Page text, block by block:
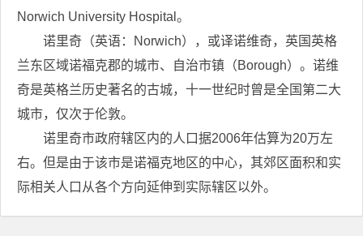
Norwich University Hospital。
诺里奇（英语：Norwich），或译诺维奇，英国英格
兰东区域诺福克郡的城市、自治市镇（Borough）。诺维
奇是英格兰历史著名的古城，十一世纪时曾是全国第二大
城市，仅次于伦敦。
诺里奇市政府辖区内的人口据2006年估算为20万左
右。但是由于该市是诺福克地区的中心，其郊区面积和实
际相关人口从各个方向延伸到实际辖区以外。